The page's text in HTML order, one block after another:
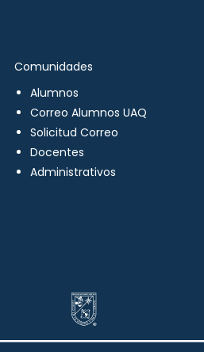
Comunidades
Alumnos
Correo Alumnos UAQ
Solicitud Correo
Docentes
Administrativos